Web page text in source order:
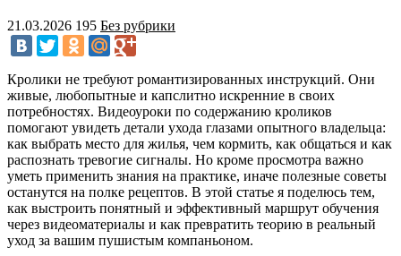
21.03.2026 195 Без рубрики
Кролики не требуют романтизированных инструкций. Они
живые, любопытные и капслитно искренние в своих
потребностях. Видеоуроки по содержанию кроликов
помогают увидеть детали ухода глазами опытного владельца:
как выбрать место для жилья, чем кормить, как общаться и как
распознать тревогие сигналы. Но кроме просмотра важно
уметь применить знания на практике, иначе полезные советы
останутся на полке рецептов. В этой статье я поделюсь тем,
как выстроить понятный и эффективный маршрут обучения
через видеоматериалы и как превратить теорию в реальный
уход за вашим пушистым компаньоном.